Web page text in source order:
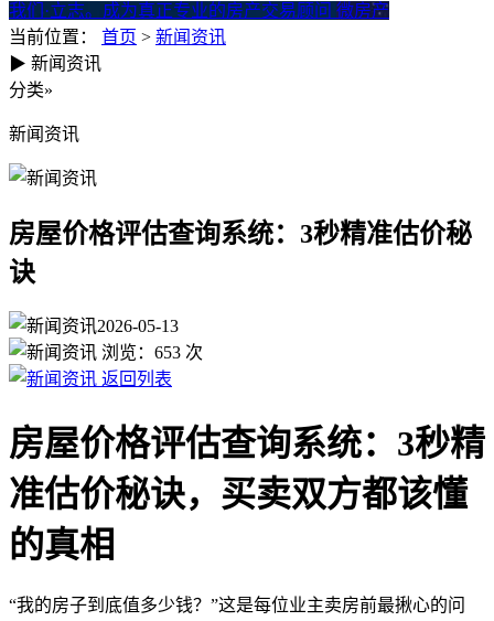
我们·立志。成为真正专业的房产交易顾问 微房产
当前位置： 首页 > 新闻资讯
房屋价格评估查询系统：3秒
▶ 新闻资讯
分类»
新闻资讯
房屋价格评估查询系统：3秒精准估价秘
诀
2026-05-13
浏览： 653 次
返回列表
房屋价格评估查询系统：3秒精
准估价秘诀，买卖双方都该懂
的真相
“我的房子到底值多少钱？”这是每位业主卖房前最揪心的问